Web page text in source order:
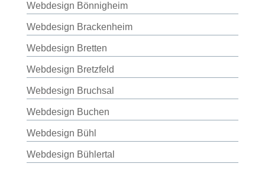
Webdesign Bönnigheim
Webdesign Brackenheim
Webdesign Bretten
Webdesign Bretzfeld
Webdesign Bruchsal
Webdesign Buchen
Webdesign Bühl
Webdesign Bühlertal